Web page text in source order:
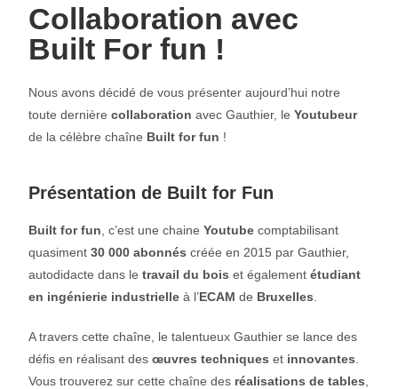
Collaboration avec
Built For fun !
Nous avons décidé de vous présenter aujourd’hui notre
toute dernièrecollaboration avec Gauthier, leYoutubeur
de la célèbre chaîne Built for fun !
Présentation de Built for Fun
Built for fun , c’est une chaineYoutube comptabilisant
quasiment30 000 abonnés créée en 2015 par Gauthier,
autodidacte dans letravail du bois et égalementétudiant
en ingénierie industrielle à l’ECAM de Bruxelles
A travers cette chaîne, le talentueux Gauthier se lance des
défis en réalisant desœuvres techniques et innovantes
Vous trouverez sur cette chaîne des réalisations de tables